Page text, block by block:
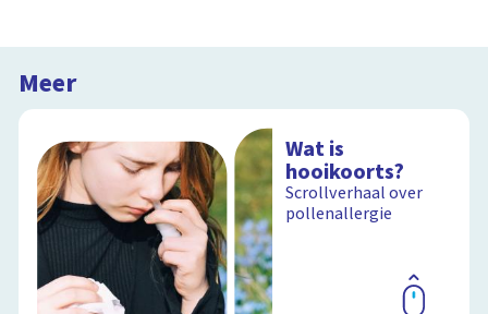
Meer
Wat is
hooikoorts?
Scrollverhaal over
pollenallergie